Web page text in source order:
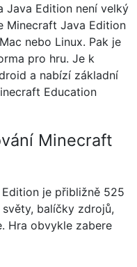
Java Edition není velký
Minecraft Java Edition
nebo Linux. Pak je
pro hru. Je k
a nabízí základní
Education
Minecraft
je přibližně 525
balíčky zdrojů,
Hra obvykle zabere